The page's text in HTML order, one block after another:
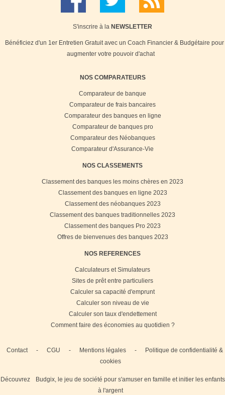
S'inscrire à la NEWSLETTER
Bénéficiez d'un 1er Entretien Gratuit avec un Coach Financier & Budgétaire pour
augmenter votre pouvoir d'achat
NOS COMPARATEURS
Comparateur de banque
Comparateur de frais bancaires
Comparateur des banques en ligne
Comparateur de banques pro
Comparateur des Néobanques
Comparateur d'Assurance-Vie
NOS CLASSEMENTS
Classement des banques les moins chères en 2023
Classement des banques en ligne 2023
Classement des néobanques 2023
Classement des banques traditionnelles 2023
Classement des banques Pro 2023
Offres de bienvenues des banques 2023
NOS REFERENCES
Calculateurs et Simulateurs
Sites de prêt entre particuliers
Calculer sa capacité d'emprunt
Calculer son niveau de vie
Calculer son taux d'endettement
Comment faire des économies au quotidien ?
Contact - CGU - Mentions légales -
Politique de confidentialité &
cookies
Découvrez
Budgix, le jeu de société pour s'amuser en famille et initier les enfants
à l'argent